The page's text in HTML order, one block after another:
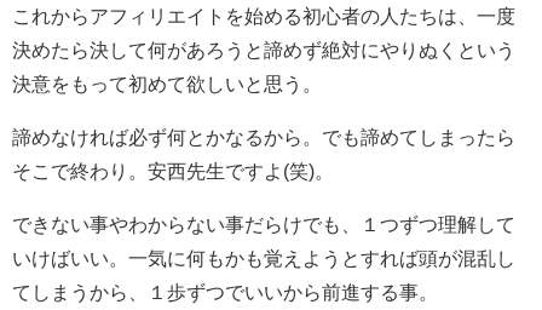
これからアフィリエイトを始める初心者の人たちは、一度
決めたら決して何があろうと諦めず絶対にやりぬくという
決意をもって初めて欲しいと思う。
諦めなければ必ず何とかなるから。でも諦めてしまったら
そこで終わり。安西先生ですよ(笑)。
できない事やわからない事だらけでも、１つずつ理解して
いけばいい。一気に何もかも覚えようとすれば頭が混乱し
てしまうから、１歩ずつでいいから前進する事。